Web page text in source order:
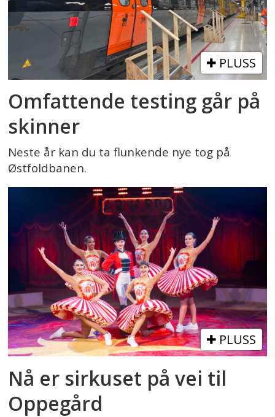
PLUSS
Omfattende testing går på
skinner
Neste år kan du ta flunkende nye tog på
Østfoldbanen.
PLUSS
Nå er sirkuset på vei til
Oppegård